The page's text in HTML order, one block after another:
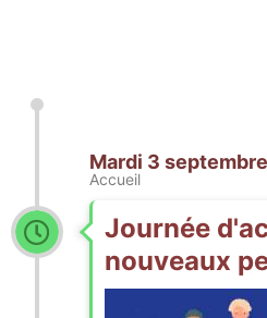
Mardi 3
Accueil
Journée
nouveaux